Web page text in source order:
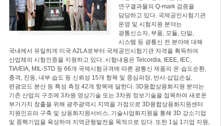
연구결과물의 Q-mark 검증을
담당하고 있다. 국제공인시험기관
운영 및 시험지원 분야는
광통신소자, 부품, 모듈, 단말,
시스템 등 광통신 전 분야에 대해
국내에서 유일하게 미국 A2LA로부터 국제공인시험기관 자격을 획득하여
산업체의 시험인증을 지원하고 있다. 시험내용은 Telcordia, IEEE, IEC,
TIA/EIA, MIL-STD 등 66개 국제시험규격에 따른 광통신 제품의 온·습도순환,
충격, 진동, 내부 습도 등 신뢰성 15개 항목 및 중심파장, 반사·삽입손실,
편광모드 분산 등 특성 측정 42개 항목에 달한다. 3D융합상용화지원 분야는
기존 산업의 구조에 3차원 영상기술 또는 3차원 정보기술을 접목하여 새로운
부가가치 창출을 위해 광주광역시 지역을 거점으로 3D융합상용화지원센터
지원인프라 구축 및 상용화지원서비스, 기술사업화지원을 통해 3D 강소기업
및 중핵기업을 육성하여 지역균형발전을 목적으로 있다. 또한 1실 1기업 지원,